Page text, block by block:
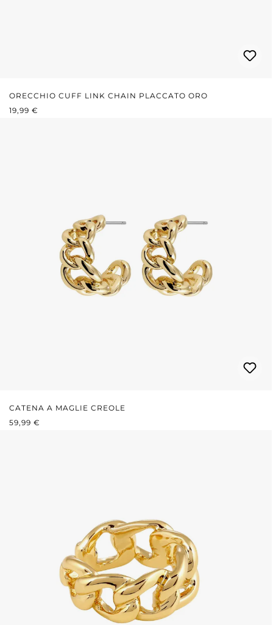
ORECCHIO CUFF LINK CHAIN PLACCATO ORO
PREZZO NORMALE:
19,99 €
CATENA A MAGLIE CREOLE
PREZZO NORMALE:
59,99 €